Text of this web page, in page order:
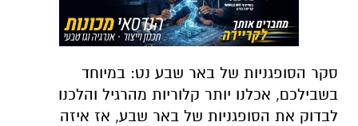
סקר הסופגניות של באר שבע נט: במיוחד
בשבילכם, אכלנו יותר קלוריות מהרגיל והלכנו
לבדוק את הסופגניות של באר שבע, אז איזה